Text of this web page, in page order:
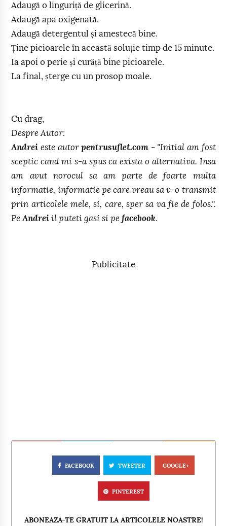
Adaugă o linguriță de glicerină.
Adaugă apa oxigenată.
Adaugă detergentul și amestecă bine.
Ține picioarele în această soluție timp de 15 minute.
Ia apoi o perie și curăță bine picioarele.
La final, șterge cu un prosop moale.
Cu drag,
Despre Autor:
Andrei este autorpentrusuflet.com - "Initial am fost
sceptic cand mi s-a spus ca exista o alternativa. Insa
am avut norocul sa am parte de foarte multa
informatie, informatie pe care vreau sa v-o transmit
prin articolele mele, si, care, sper sa va fie de folos.".
PeAndrei il puteti gasi si pefacebook.
Publicitate
FACEBOOK TWEETER GOOGLE+
PINTEREST
ABONEAZA-TE GRATUIT LA ARTICOLELE NOASTRE!